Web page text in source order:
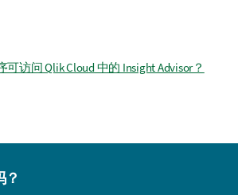
访问 Qlik Cloud 中的 Insight Advisor？